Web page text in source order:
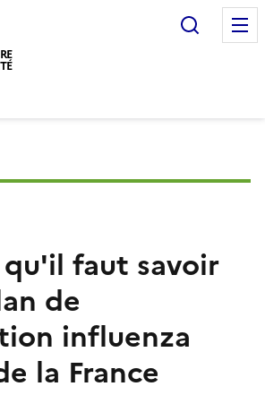
faut savoir
de
influenza
la France